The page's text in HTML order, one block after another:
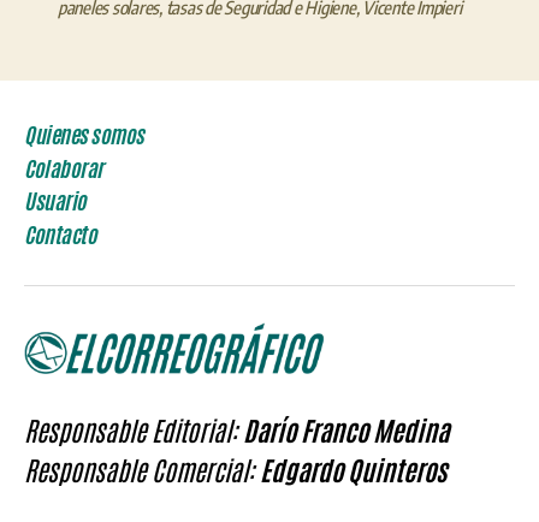
paneles solares, tasas de Seguridad e Higiene, Vicente Impieri
Quienes somos
Colaborar
Usuario
Contacto
Responsable Editorial:Darío Franco Medina
Responsable Comercial:Edgardo Quinteros